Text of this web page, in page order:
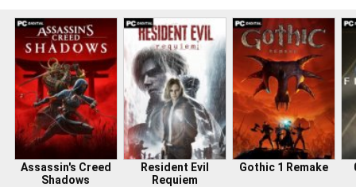
Assassin's Creed
Shadows
Resident Evil
Requiem
Gothic 1 Remake